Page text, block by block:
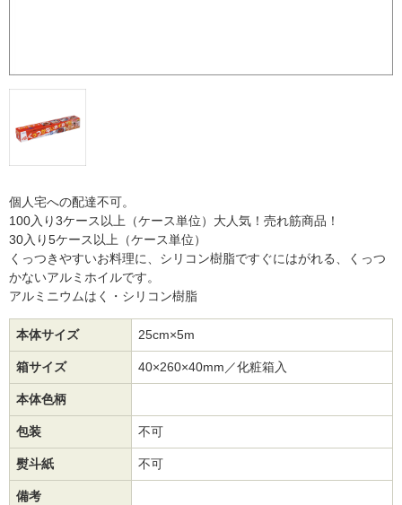
個人宅への配達不可。
100入り3ケース以上（ケース単位）大人気！売れ筋商品！
30入り5ケース以上（ケース単位）
くっつきやすいお料理に、シリコン樹脂ですぐにはがれる、くっつ
かないアルミホイルです。
アルミニウムはく・シリコン樹脂
本体サイズ 25cm×5m
箱サイズ 40×260×40mm／化粧箱入
本体色柄
包装 不可
熨斗紙 不可
備考